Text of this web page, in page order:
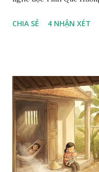
CHIA SẺ 4 NHẬN XÉT